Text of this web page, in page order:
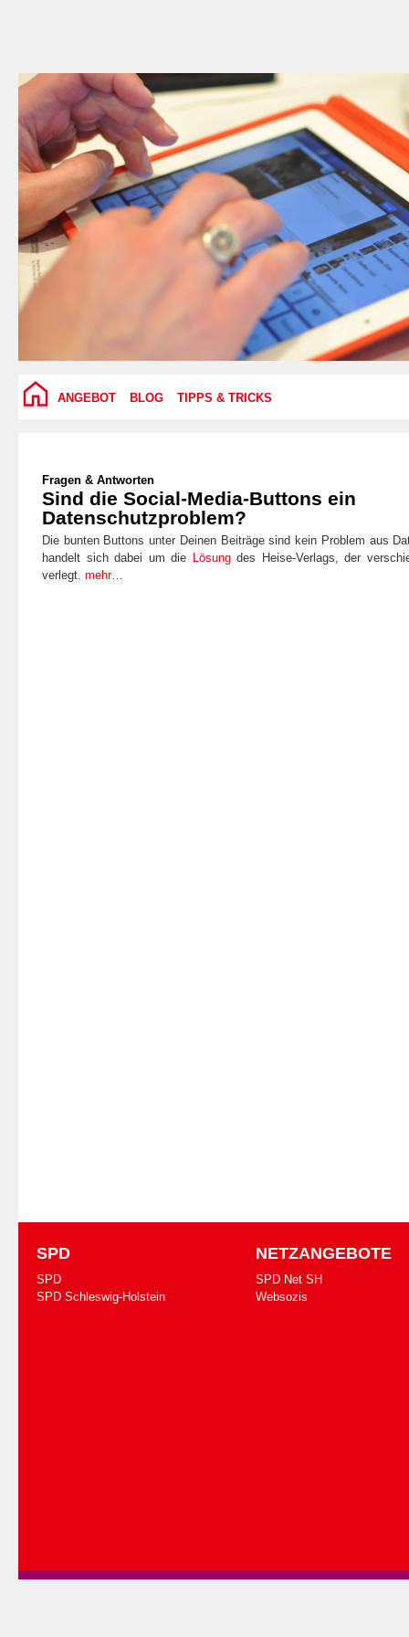
ANGEBOT BLOG TIPPS & TRICKS
Fragen & Antworten
Sind die Social-Media-Buttons ein
Datenschutzproblem?
Die bunten Buttons unter Deinen Beiträge sind kein Problem aus
handelt sich dabei um die Lösungdes Heise-Verlags, der
verlegt. mehr…
SPD
SPD
SPD Schleswig-Holstein
NETZANGEBOTE
SPD Net SH
Websozis